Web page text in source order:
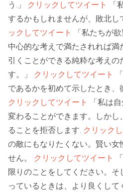
う.」
クリックしてツイート
「
するかもしれませんが、敗北し
ックしてツイート
「私たちが
中心的な考えで満たされれば
引くことができる純粋な考えの
す。」
クリックしてツイート
であるかを初めて示したとき、
クリックしてツイート
「私は
変わることができます。しか
ることを拒否します. クリック
の敵にもなりたくない。賢い女
せん。
クリックしてツイート
限りのことをしてください。
っているときは、より良くして